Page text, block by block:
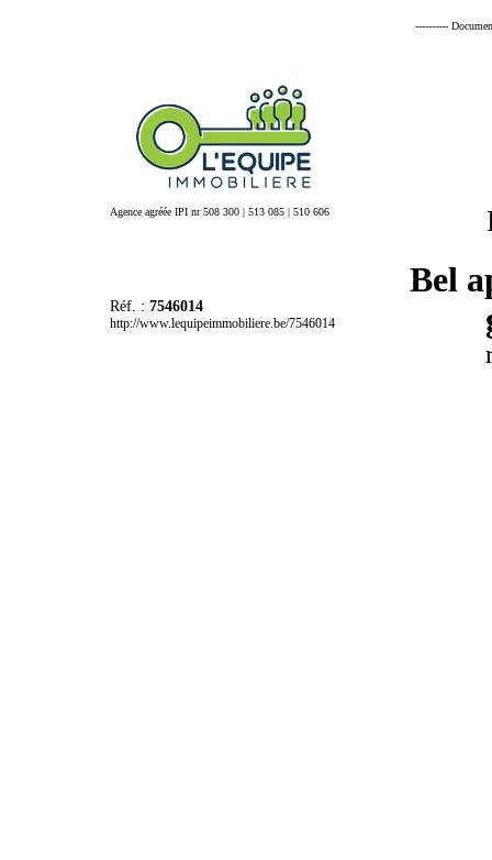
----------
Agence agréée IPI nr 508 300 | 513 085 | 510 606
Réf. : 7546014
http://www.lequipeimmobiliere.be/7546014
Bel